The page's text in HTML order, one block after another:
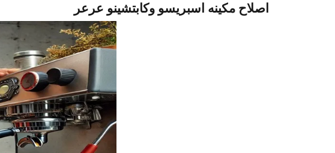
اصلاح مكينه اسبريسو وكابتشينو عرعر